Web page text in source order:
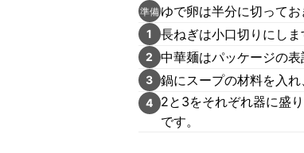
準備 ゆで卵は半分に切ってお
1 長ねぎは小口切りにしま
2 中華麺はパッケージの表
3 鍋にスープの材料を入れ
4
2と3をそれぞれ器に盛
です。